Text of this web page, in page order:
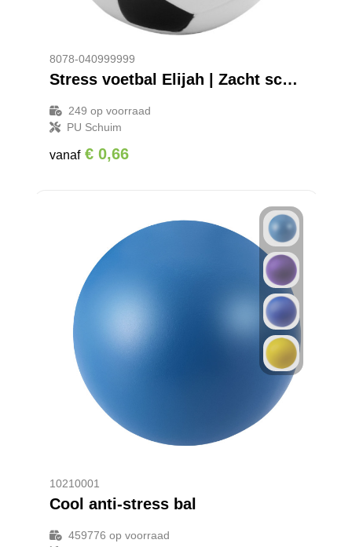
8078-040999999
Stress voetbal Elijah | Zacht schuim | 6,1 cm
249 op voorraad
PU Schuim
vanaf € 0,66
10210001
Cool anti-stress bal
459776 op voorraad